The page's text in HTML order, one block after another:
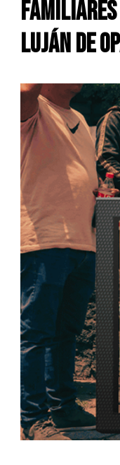
Luján de